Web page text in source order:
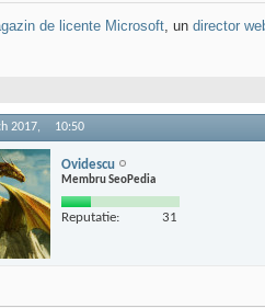
de licente Microsoft, un director
2017, 10:50
Ovidescu
Membru SeoPedia
Reputatie: 31